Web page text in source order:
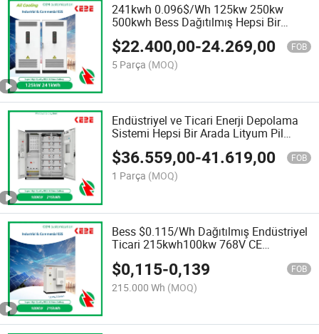
241kwh 0.096$/Wh 125kw 250kw
500kwh Bess Dağıtılmış Hepsi Bir
Arada Pil Paketi Lityum Hücre LiFePO4
Pil Güneş Enerjisi Depolama Sistemi
$22.400,00-24.269,00 FOB
5 Parça (MOQ)
Endüstriyel ve Ticari Enerji Depolama
Sistemi Hepsi Bir Arada Lityum Pil
Güneş Enerjisi 215kwh
$36.559,00-41.619,00 FOB
1 Parça (MOQ)
Bess $0.115/Wh Dağıtılmış Endüstriyel
Ticari 215kwh100kw 768V CE
Depolama Güç Sistemi
$0,115-0,139 FOB
215.000 Wh (MOQ)